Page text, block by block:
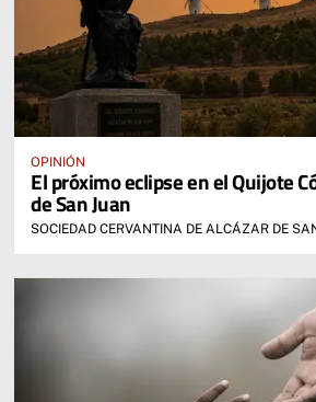
OPINIÓN
El próximo eclipse en el Quijote
de San Juan
SOCIEDAD CERVANTINA DE ALCÁZAR DE